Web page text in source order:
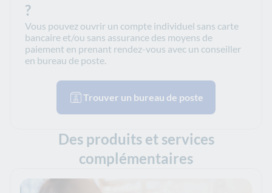
?
Vous pouvez ouvrir un compte individuel sans carte
bancaire et/ou sans assurance des moyens de
paiement en prenant rendez-vous avec un conseiller
en bureau de poste.
Trouver un bureau de poste
Des produits et services
complémentaires